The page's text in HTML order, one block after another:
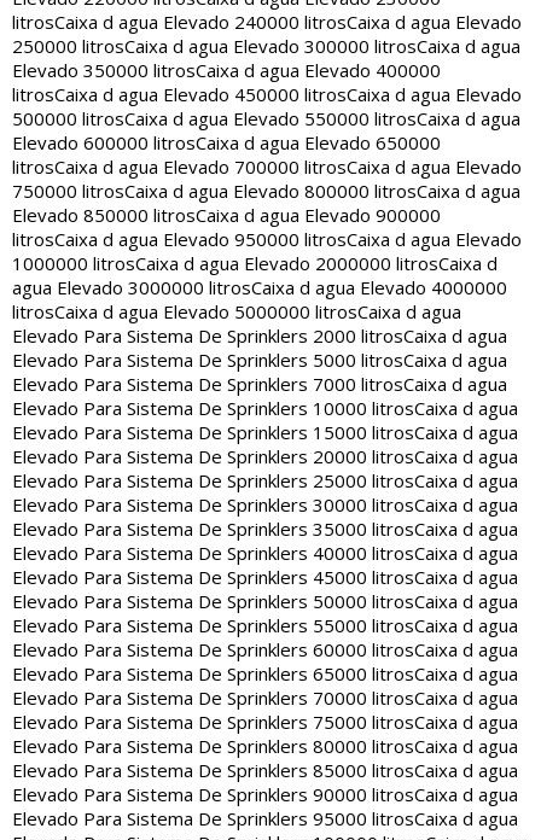
litrosCaixa d agua Elevado 240000 litrosCaixa d agua Elevado
250000 litrosCaixa d agua Elevado 300000 litrosCaixa d agua
Elevado 350000 litrosCaixa d agua Elevado 400000
litrosCaixa d agua Elevado 450000 litrosCaixa d agua Elevado
500000 litrosCaixa d agua Elevado 550000 litrosCaixa d agua
Elevado 600000 litrosCaixa d agua Elevado 650000
litrosCaixa d agua Elevado 700000 litrosCaixa d agua Elevado
750000 litrosCaixa d agua Elevado 800000 litrosCaixa d agua
Elevado 850000 litrosCaixa d agua Elevado 900000
litrosCaixa d agua Elevado 950000 litrosCaixa d agua Elevado
1000000 litrosCaixa d agua Elevado 2000000 litrosCaixa d
agua Elevado 3000000 litrosCaixa d agua Elevado 4000000
litrosCaixa d agua Elevado 5000000 litrosCaixa d agua
Elevado Para Sistema De Sprinklers 2000 litrosCaixa d agua
Elevado Para Sistema De Sprinklers 5000 litrosCaixa d agua
Elevado Para Sistema De Sprinklers 7000 litrosCaixa d agua
Elevado Para Sistema De Sprinklers 10000 litrosCaixa d agua
Elevado Para Sistema De Sprinklers 15000 litrosCaixa d agua
Elevado Para Sistema De Sprinklers 20000 litrosCaixa d agua
Elevado Para Sistema De Sprinklers 25000 litrosCaixa d agua
Elevado Para Sistema De Sprinklers 30000 litrosCaixa d agua
Elevado Para Sistema De Sprinklers 35000 litrosCaixa d agua
Elevado Para Sistema De Sprinklers 40000 litrosCaixa d agua
Elevado Para Sistema De Sprinklers 45000 litrosCaixa d agua
Elevado Para Sistema De Sprinklers 50000 litrosCaixa d agua
Elevado Para Sistema De Sprinklers 55000 litrosCaixa d agua
Elevado Para Sistema De Sprinklers 60000 litrosCaixa d agua
Elevado Para Sistema De Sprinklers 65000 litrosCaixa d agua
Elevado Para Sistema De Sprinklers 70000 litrosCaixa d agua
Elevado Para Sistema De Sprinklers 75000 litrosCaixa d agua
Elevado Para Sistema De Sprinklers 80000 litrosCaixa d agua
Elevado Para Sistema De Sprinklers 85000 litrosCaixa d agua
Elevado Para Sistema De Sprinklers 90000 litrosCaixa d agua
Elevado Para Sistema De Sprinklers 95000 litrosCaixa d agua